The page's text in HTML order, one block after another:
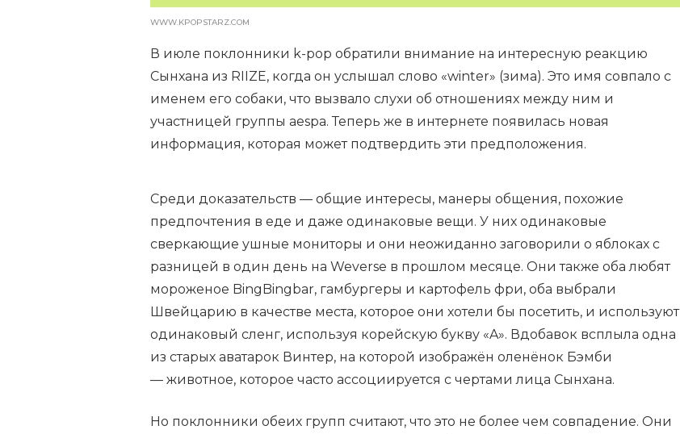
WWW.KPOPSTARZ.COM
В июле поклонники k-pop обратили внимание на интересную реакцию
Сынхана из RIIZE, когда он услышал слово «winter» (зима). Это имя совпало с
именем его собаки, что вызвало слухи об отношениях между ним и
участницей группы aespa. Теперь же в интернете появилась новая
информация, которая может подтвердить эти предположения.
Среди доказательств — общие интересы, манеры общения, похожие
предпочтения в еде и даже одинаковые вещи. У них одинаковые
сверкающие ушные мониторы и они неожиданно заговорили о яблоках с
разницей в один день на Weverse в прошлом месяце. Они также оба любят
мороженое BingBingbar, гамбургеры и картофель фри, оба выбрали
Швейцарию в качестве места, которое они хотели бы посетить, и используют
одинаковый сленг, используя корейскую букву «A». Вдобавок всплыла одна
из старых аватарок Винтер, на которой изображён оленёнок Бэмби
— животное, которое часто ассоциируется с чертами лица Сынхана.
Но поклонники обеих групп считают, что это не более чем совпадение. Они